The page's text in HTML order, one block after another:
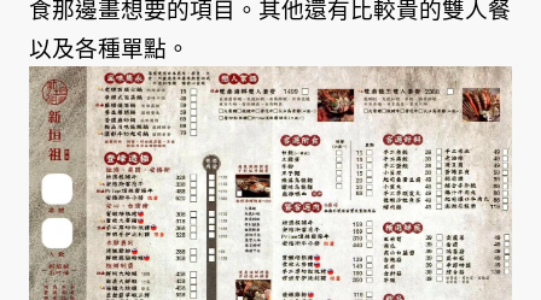
食那邊畫想要的項目。其他還有比較貴的雙人餐
以及各種單點。